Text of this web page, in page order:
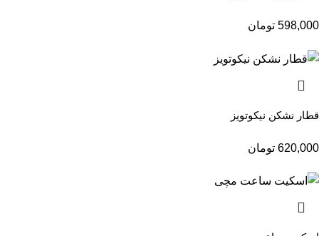
598,000 تومان
قطار نشکن نیکوتویز
620,000 تومان